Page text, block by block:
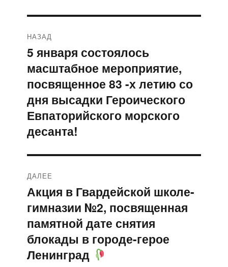
по
записям
НАЗАД
Предыдущая
запись:
5 января состоялось
масштабное мероприятие,
посвященное 83 -х летию со
дня высадки Героического
Евпаторийского морского
десанта!
ДАЛЕЕ
Следующая
запись:
Акция в Гвардейской школе-
гимназии №2, посвященная
памятной дате снятия
блокады в городе-герое
Ленинград